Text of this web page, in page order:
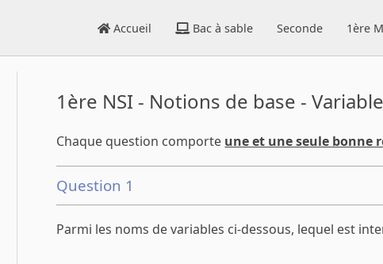
Accueil Bac à sable Seconde 1ère
1ère NSI - Notions de base -
Chaque question comporte une et une seule bonne
Question 1
Parmi les noms de variables ci-dessous, lequel est